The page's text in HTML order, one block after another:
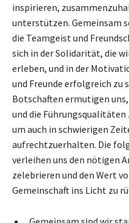
inspirieren,
unterstützen. Gemeinsam
die Teamgeist und
sich in der Solidarität, die
erleben, und in der
und Freunde erfolgreich zu
Botschaften ermutigen
und die
um auch in schwierigen
aufrechtzuerhalten. Die
verleihen uns den nötigen
zelebrieren und den Wert
Gemeinschaft ins Licht zu